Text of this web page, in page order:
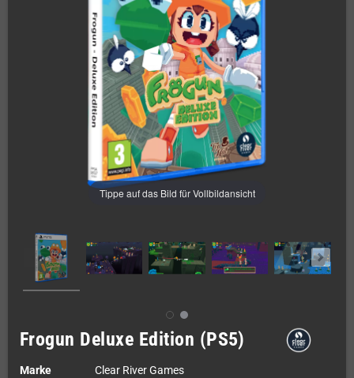
Tippe auf das Bild für Vollbildansicht
Frogun Deluxe Edition (PS5)
Marke
Clear River Games